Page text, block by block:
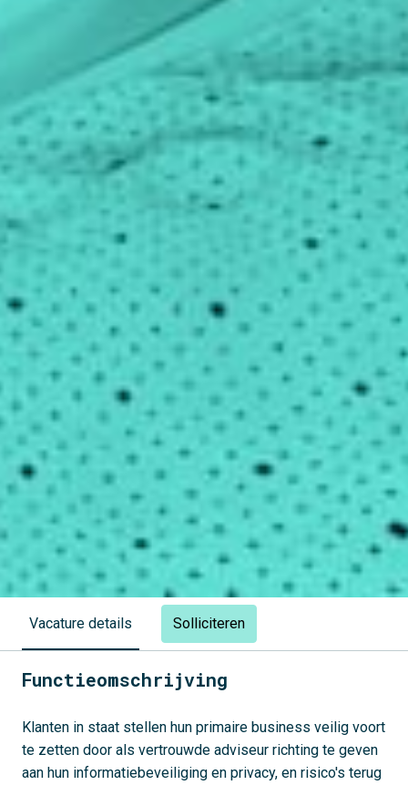
Vacature details Solliciteren
Functieomschrijving
Klanten in staat stellen hun primaire business veilig voort
te zetten door als vertrouwde adviseur richting te geven
aan hun informatiebeveiliging en privacy, en risico's terug